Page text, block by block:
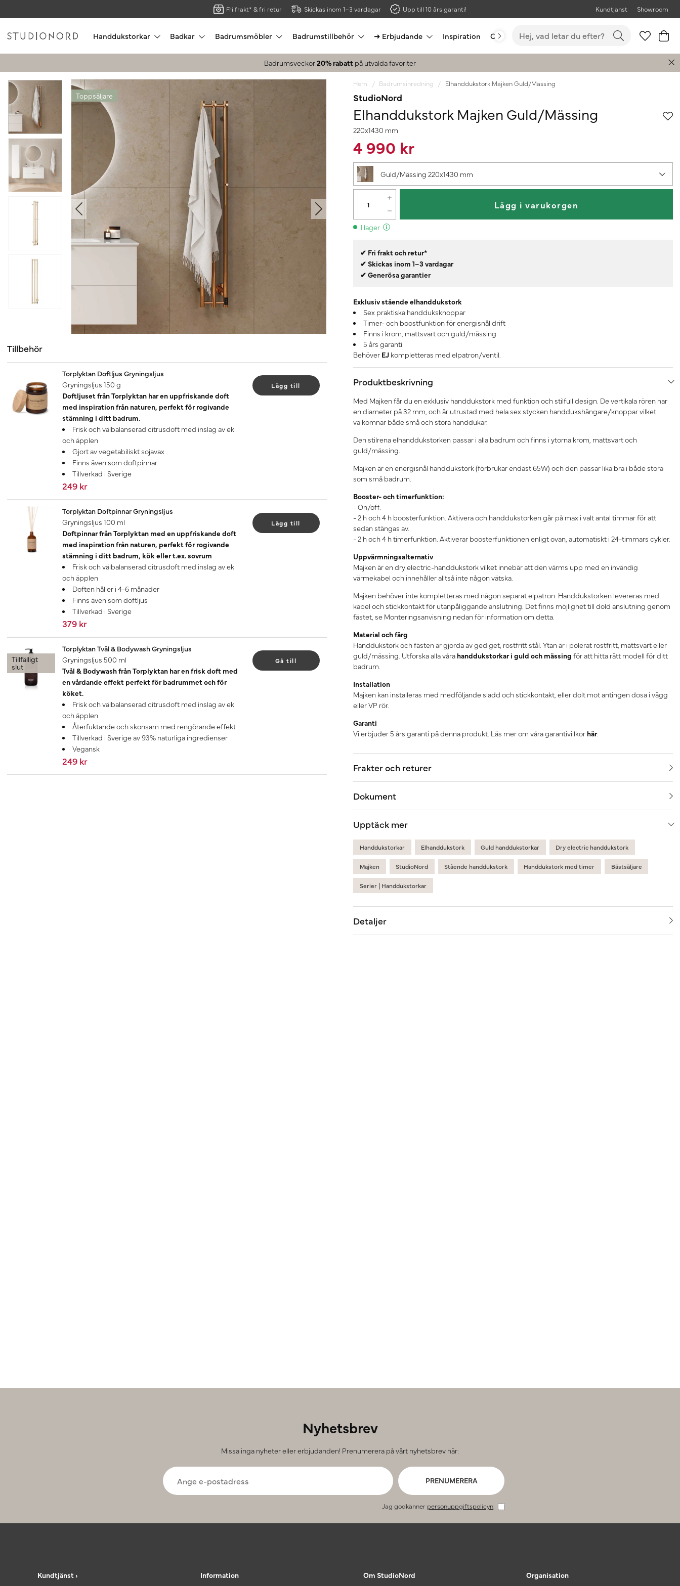
Fri frakt* & fri retur Skickas inom 1–3 vardagar Upp till 10 års garanti! Kundtjänst Showroom
Handdukstorkar Badkar Badrumsmöbler Badrumstillbehör ➜ Erbjudande Inspiration Outlet Bästsäljare
Badrumsveckor20% rabatt på utvalda favoriter
Toppsäljare
Tillbehör
Torplyktan Doftljus Gryningsljus
Gryningsljus 150 g
Doftljuset från Torplyktan har en uppfriskande doft
med inspiration från naturen, perfekt för rogivande
stämning i ditt badrum.
Frisk och välbalanserad citrusdoft med inslag av ek
och äpplen
Gjort av vegetabiliskt sojavax
Finns även som doftpinnar
Tillverkad i Sverige
249 kr
Lägg till
Torplyktan Doftpinnar Gryningsljus
Gryningsljus 100 ml
Doftpinnar från Torplyktan med en uppfriskande doft
med inspiration från naturen, perfekt för rogivande
stämning i ditt badrum, kök eller t.ex. sovrum
Frisk och välbalanserad citrusdoft med inslag av ek
och äpplen
Doften håller i 4-6 månader
Finns även som doftljus
Tillverkad i Sverige
379 kr
Lägg till
Tillfälligt
slut
Torplyktan Tvål & Bodywash Gryningsljus
Gryningsljus 500 ml
Tvål & Bodywash från Torplyktan har en frisk doft med
en vårdande effekt perfekt för badrummet och för
köket.
Frisk och välbalanserad citrusdoft med inslag av ek
och äpplen
Återfuktande och skonsam med rengörande effekt
Tillverkad i Sverige av 93% naturliga ingredienser
Vegansk
249 kr
Gå till
Hem Badrumsinredning Elhanddukstork Majken Guld/Mässing
StudioNord
Elhanddukstork Majken Guld/Mässing
220x1430 mm
4 990 kr
Guld/Mässing 220x1430 mm
Lägg i varukorgen
I lager
✔ Fri frakt och retur*
✔ Skickas inom 1–3 vardagar
✔ Generösa garantier
Exklusiv stående elhanddukstork
Sex praktiska handduksknoppar
Timer- och boostfunktion för energisnål drift
Finns i krom, mattsvart och guld/mässing
5 års garanti
Behöver EJ kompletteras med elpatron/ventil.
Produktbeskrivning
Med Majken får du en exklusiv handdukstork med funktion och stilfull design. De vertikala rören har
en diameter på 32 mm, och är utrustad med hela sex stycken handdukshängare/knoppar vilket
välkomnar både små och stora handdukar.
Den stilrena elhanddukstorken passar i alla badrum och finns i ytorna krom, mattsvart och
guld/mässing.
Majken är en energisnål handdukstork (förbrukar endast 65W) och den passar lika bra i både stora
som små badrum.
Booster- och timerfunktion:
- On/off.
- 2 h och 4 h boosterfunktion. Aktivera och handdukstorken går på max i valt antal timmar för att
sedan stängas av.
- 2 h och 4 h timerfunktion. Aktiverar boosterfunktionen enligt ovan, automatiskt i 24-timmars cykler.
Uppvärmningsalternativ
Majken är en dry electric-handdukstork vilket innebär att den värms upp med en invändig
värmekabel och innehåller alltså inte någon vätska.
Majken behöver inte kompletteras med någon separat elpatron. Handdukstorken levereras med
kabel och stickkontakt för utanpåliggande anslutning. Det finns möjlighet till dold anslutning genom
fästet, se Monteringsanvisning nedan för information om detta.
Material och färg
Handdukstork och fästen är gjorda av gediget, rostfritt stål. Ytan är i polerat rostfritt, mattsvart eller
guld/mässing. Utforska alla våra handdukstorkar i guld och mässing för att hitta rätt modell för ditt
badrum.
Installation
Majken kan installeras med medföljande sladd och stickkontakt, eller dolt mot antingen dosa i vägg
eller VP rör.
Garanti
Vi erbjuder 5 års garanti på denna produkt. Läs mer om våra garantivillkor här.
Frakter och returer
Dokument
Upptäck mer
Handdukstorkar Elhanddukstork Guld handdukstorkar Dry electric handdukstork
Majken StudioNord Stående handdukstork Handdukstork med timer Bästsäljare
Serier | Handdukstorkar
Detaljer
Nyhetsbrev
Missa inga nyheter eller erbjudanden! Prenumerera på vårt nyhetsbrev här:
PRENUMERERA
Jag godkänner personuppgiftspolicyn
Kundtjänst › Information Om StudioNord Organisation